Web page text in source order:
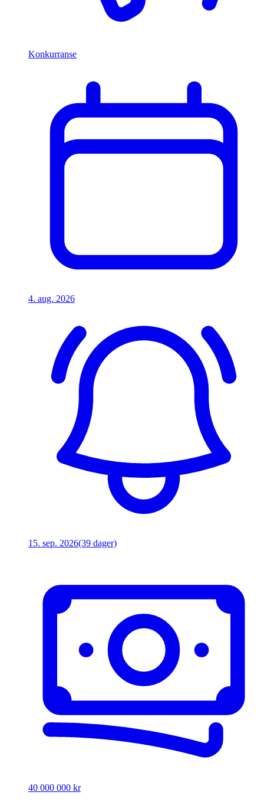
Konkurranse
4. aug. 2026
15. sep. 2026(39 dager)
40 000 000 kr